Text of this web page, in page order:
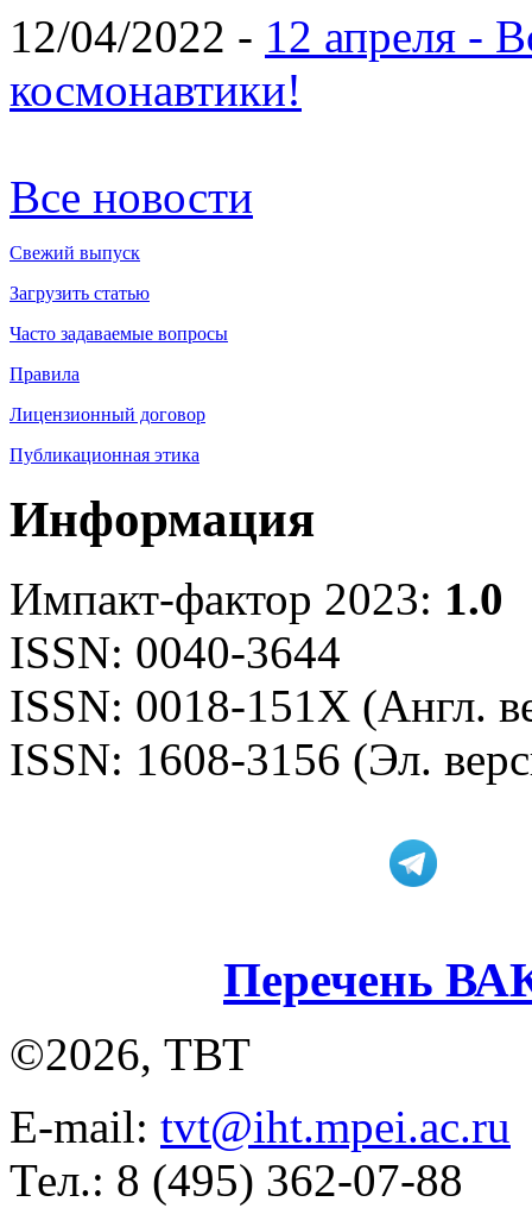
12/04/2022 - 12 апреля -
космонавтики!
Все новости
Свежий выпуск
Загрузить статью
Часто задаваемые вопросы
Правила
Лицензионный договор
Публикационная этика
Информация
Импакт-фактор 2023: 1.0
ISSN: 0040-3644
ISSN: 0018-151X (Англ.
ISSN: 1608-3156 (Эл.
Перечень
©2026, ТВТ
E-mail: tvt@iht.mpei.ac.ru
Тел.: 8 (495) 362-07-88